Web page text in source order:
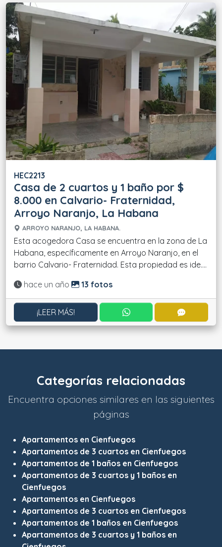
HEC2213
Casa de 2 cuartos y 1 baño por $
8.000 en Calvario- Fraternidad,
Arroyo Naranjo, La Habana
ARROYO NARANJO, LA HABANA.
Esta acogedora Casa se encuentra en la zona de La
Habana, específicamente en Arroyo Naranjo, en el
barrio Calvario- Fraternidad. Esta propiedad es ide....
Actualizado:
hace un año 13 fotos
¡LEER MÁS! CONTACTAR POR
Categorías relacionadas
Encuentra opciones similares en las siguientes
páginas
Apartamentos en Cienfuegos
Apartamentos de 3 cuartos en Cienfuegos
Apartamentos de 1 baños en Cienfuegos
Apartamentos de 3 cuartos y 1 baños en
Cienfuegos
Apartamentos en Cienfuegos
Apartamentos de 3 cuartos en Cienfuegos
Apartamentos de 1 baños en Cienfuegos
Apartamentos de 3 cuartos y 1 baños en